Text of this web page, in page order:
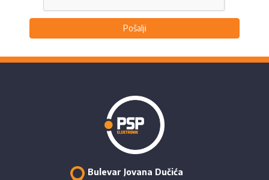
Pošalji
Bulevar Jovana Dučića